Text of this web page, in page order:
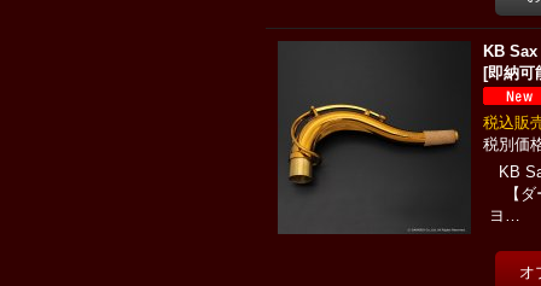
KB
[即納可
税込
KB
【ダ
ヨ…